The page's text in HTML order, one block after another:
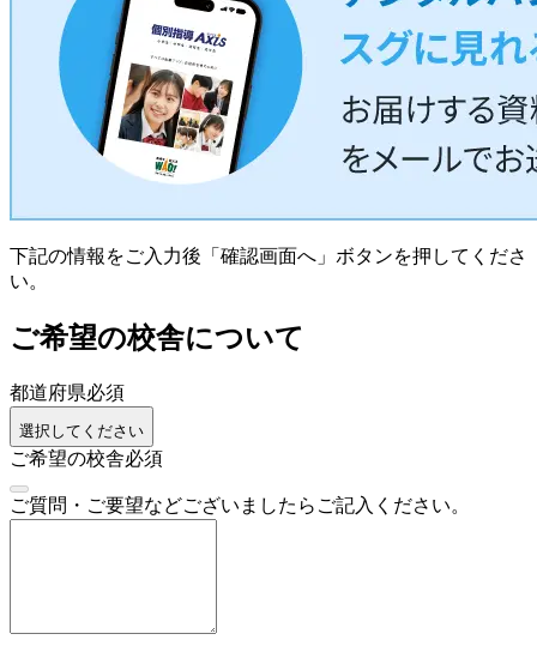
下記の情報をご入力後「確認画面へ」ボタンを押してくださ
い。
ご希望の校舎について
都道府県必須
選択してください
ご希望の校舎必須
ご質問・ご要望などございましたらご記入ください。